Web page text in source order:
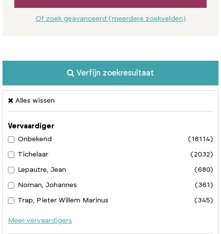
Of zoek geavanceerd (meerdere zoekvelden)
Verfijn zoekresultaat
Alles wissen
Vervaardiger
Onbekend
(18114)
Tichelaar (2032)
Lepautre, Jean (680)
Noman, Johannes (361)
Trap, Pieter Willem Marinus (345)
Meer vervaardigers